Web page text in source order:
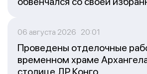
06 августа 2026 20:01
Проведены отделочные
временном храме
столице ДР Конго